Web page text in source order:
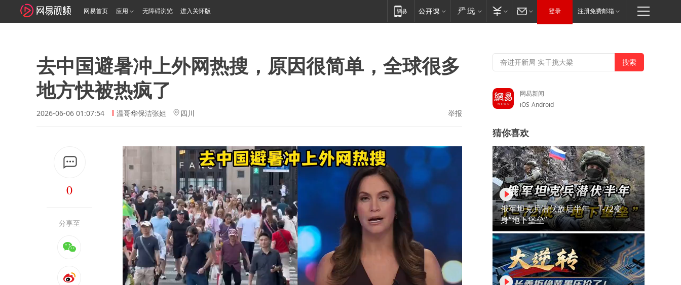
网易首页 应用 无障碍浏览 进入关怀版 登录 注册免费邮箱
去中国避暑冲上外网热搜，原因很简单，全球很多
地方快被热疯了
2026-06-06 01:07:54 温哥华保洁张姐 四川 举报
0
分享至
网易新闻
iOS Android
猜你喜欢
俄军坦克兵潜伏敌后半年，T-72变
身“地下堡垒”